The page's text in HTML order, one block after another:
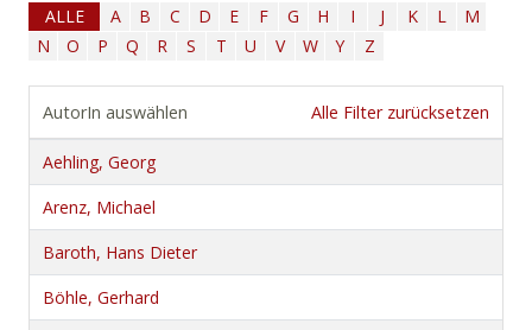
ALLE A B C D E F G H I J K L
M
N
O P Q R S T U V W Y Z
Alle Filter zurücksetzen
AutorIn auswählen
Aehling, Georg
Arenz, Michael
Baroth, Hans Dieter
Böhle, Gerhard